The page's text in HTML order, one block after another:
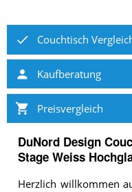
Couchtisch
Kaufberatung
Preisvergleich
DuNord Design
Stage Weiss
Herzlich willkommen